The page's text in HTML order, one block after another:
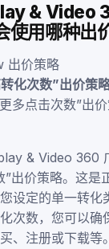
& Video
使用哪种出
出价策略
化次数”出价策
多点击次数”出
& Video 360
”出价策略。这
设定的单一转
次数，您可以
、注册或下载